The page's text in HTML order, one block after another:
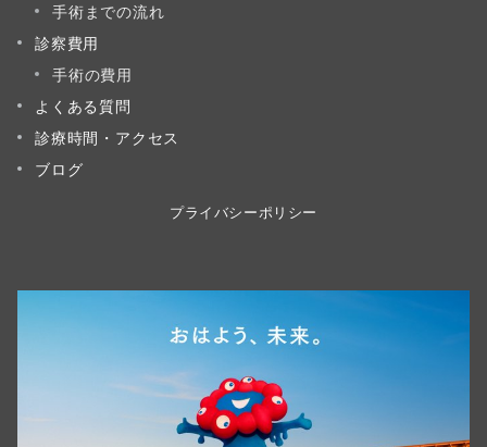
手術までの流れ
診察費用
手術の費用
よくある質問
診療時間・アクセス
ブログ
プライバシーポリシー